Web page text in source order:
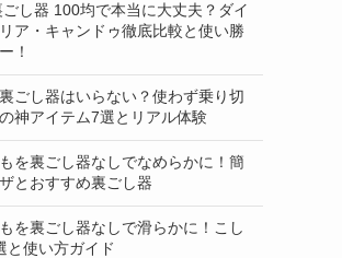
し器 100均で本当に大丈夫？ダイ
ア・キャンドゥ徹底比較と使い勝
！
ごし器はいらない？使わず乗り切
神アイテム7選とリアル体験
を裏ごし器なしでなめらかに！簡
とおすすめ裏ごし器
を裏ごし器なしで滑らかに！こし
と使い方ガイド